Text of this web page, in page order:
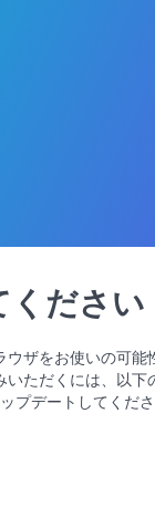
ください
ウザをお使いの可能
いただくには、以下
プデートしてくださ